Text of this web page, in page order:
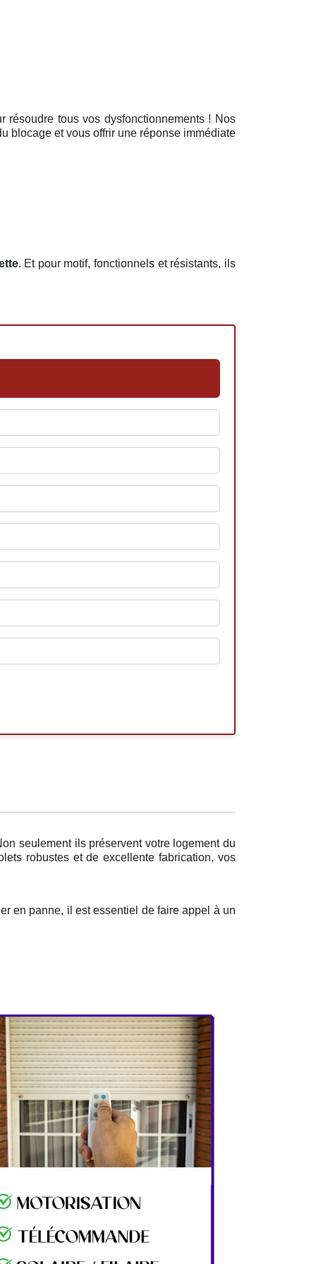
résoudre tous vos dysfonctionnements ! Nos
blocage et vous offrir une réponse immédiate
. Et pour motif, fonctionnels et résistants, ils
seulement ils préservent votre logement du
robustes et de excellente fabrication, vos
en panne, il est essentiel de faire appel à un